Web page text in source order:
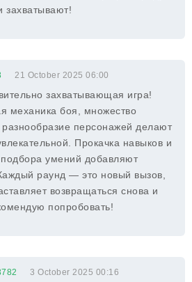
захватывают!
21 October 2025 06:00
захватывающая игра!
механика боя, множество
персонажей делают
Прокачка навыков и
подбора умений добавляют
раунд — это новый вызов,
возвращаться снова и
попробовать!
3 October 2025 00:16